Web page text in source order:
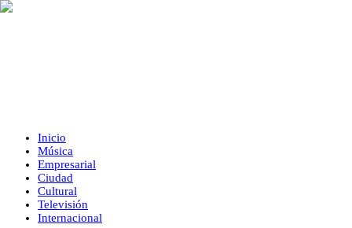
Inicio
Música
Empresarial
Ciudad
Cultural
Televisión
Internacional